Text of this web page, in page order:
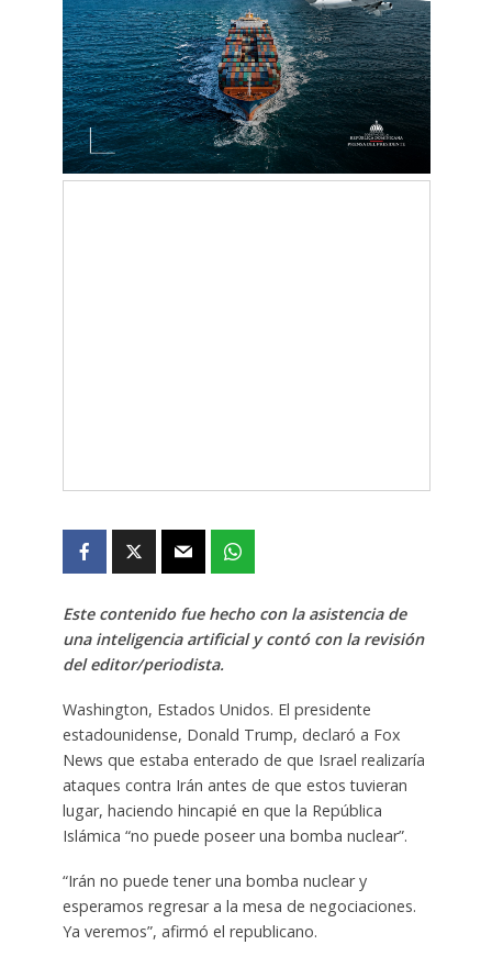
Este contenido fue hecho con la asistencia de
una inteligencia artificial y contó con la revisión
del editor/periodista.
Washington, Estados Unidos. El presidente
estadounidense, Donald Trump, declaró a Fox
News que estaba enterado de que Israel realizaría
ataques contra Irán antes de que estos tuvieran
lugar, haciendo hincapié en que la República
Islámica “no puede poseer una bomba nuclear”.
“Irán no puede tener una bomba nuclear y
esperamos regresar a la mesa de negociaciones.
Ya veremos”, afirmó el republicano.